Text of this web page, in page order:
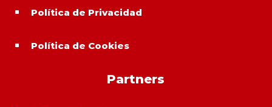
^ Política de Privacidad
^ Política de Cookies
Partners